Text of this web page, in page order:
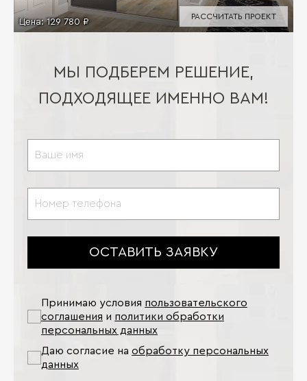
Цена:129 780 ₽
РАССЧИТАТЬ ПРОЕКТ
МЫ ПОДБЕРЕМ РЕШЕНИЕ,
ПОДХОДЯЩЕЕ ИМЕННО ВАМ!
ОСТАВИТЬ ЗАЯВКУ
Принимаю условия пользовательского
соглашения и политики обработки
персональных данных
Даю согласие на обработку персональных
данных